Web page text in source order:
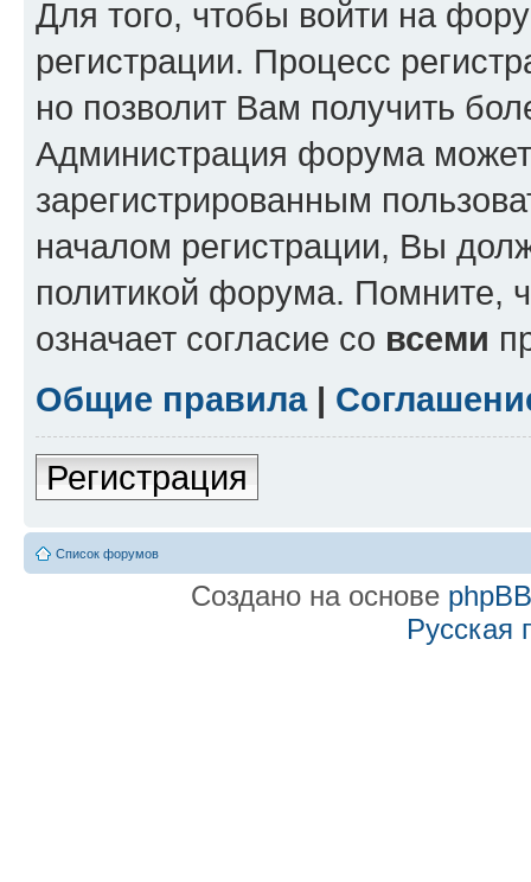
Для того, чтобы войти на
регистрации. Процесс
но позволит Вам получить
Администрация форума может
зарегистрированным
началом регистрации, Вы
политикой форума. Помните,
означает согласие со всеми
Общие правила|
Регистрация
Список форумов
Создано на основе phpBB
Русская